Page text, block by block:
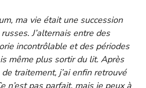
ma vie était une succession
J’alternais entre des
incontrôlable et des périodes
même plus sortir du lit. Après
traitement, j’ai enfin retrouvé
n’est pas parfait, mais je peux à